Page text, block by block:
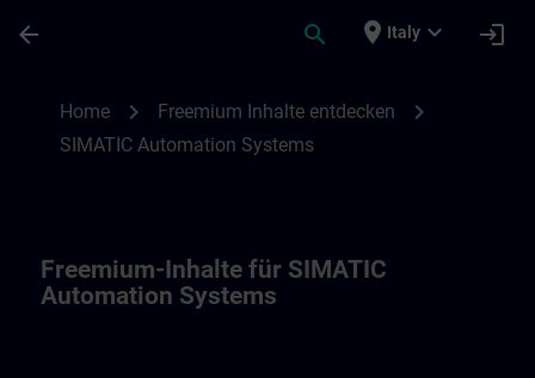
arrow_back search place Italy expand_more login
Home chevron_right Freemium Inhalte entdecken chevron_right
SIMATIC Automation Systems
Freemium-Inhalte für SIMATIC
Automation Systems